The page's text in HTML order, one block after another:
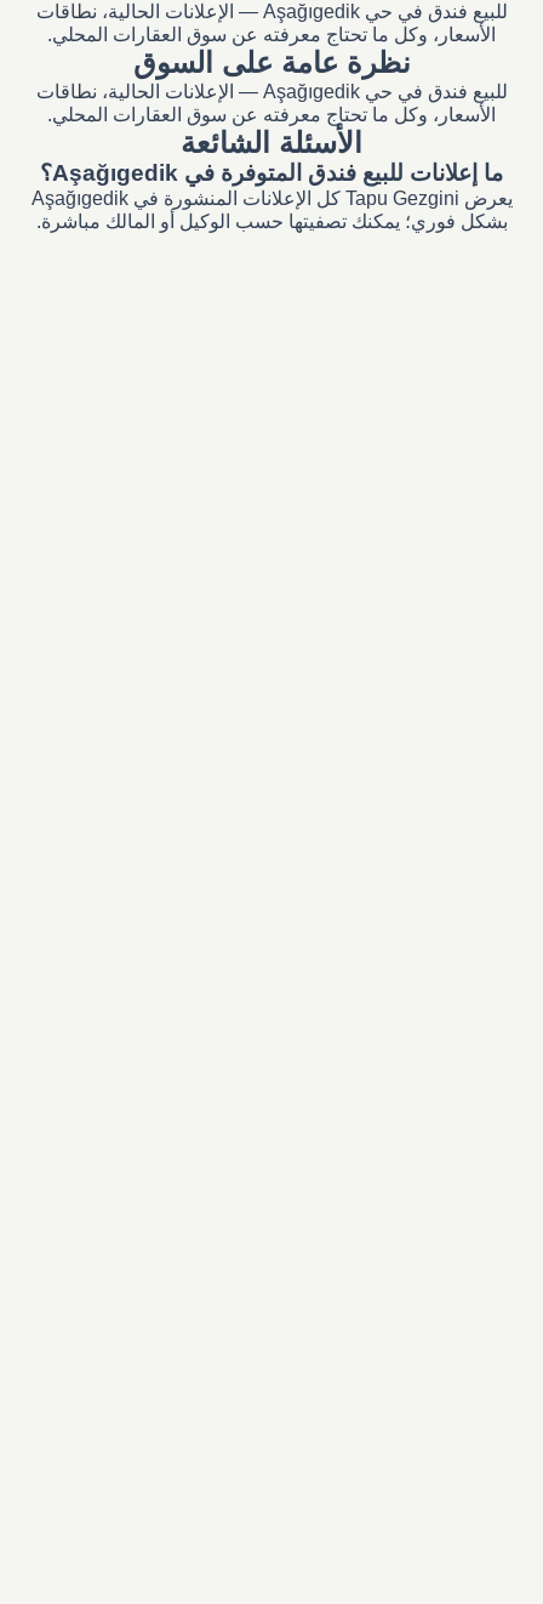
للبيع فندق في حي Aşağıgedik — الإعلانات الحالية، نطاقات
الأسعار، وكل ما تحتاج معرفته عن سوق العقارات المحلي.
نظرة عامة على السوق
للبيع فندق في حي Aşağıgedik — الإعلانات الحالية، نطاقات
الأسعار، وكل ما تحتاج معرفته عن سوق العقارات المحلي.
الأسئلة الشائعة
ما إعلانات للبيع فندق المتوفرة في Aşağıgedik؟
يعرض Tapu Gezgini كل الإعلانات المنشورة في Aşağıgedik
بشكل فوري؛ يمكنك تصفيتها حسب الوكيل أو المالك مباشرة.